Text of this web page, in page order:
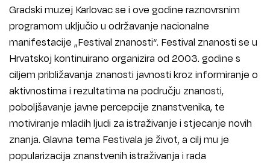
Gradski muzej Karlovac se i ove godine raznovrsnim
programom uključio u održavanje nacionalne
manifestacije „Festival znanosti“. Festival znanosti se u
Hrvatskoj kontinuirano organizira od 2003. godine s
ciljem približavanja znanosti javnosti kroz informiranje o
aktivnostima i rezultatima na području znanosti,
poboljšavanje javne percepcije znanstvenika, te
motiviranje mladih ljudi za istraživanje i stjecanje novih
znanja. Glavna tema Festivala je život, a cilj mu je
popularizacija znanstvenih istraživanja i rada